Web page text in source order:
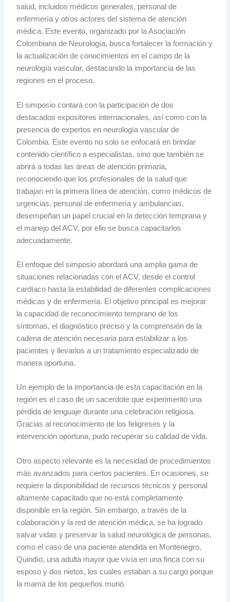
salud, incluidos médicos generales, personal de
enfermería y otros actores del sistema de atención
médica. Este evento, organizado por la Asociación
Colombiana de Neurología, busca fortalecer la formación y
la actualización de conocimientos en el campo de la
neurología vascular, destacando la importancia de las
regiones en el proceso.
El simposio contará con la participación de dos
destacados expositores internacionales, así como con la
presencia de expertos en neurología vascular de
Colombia. Este evento no solo se enfocará en brindar
contenido científico a especialistas, sino que también se
abrirá a todas las áreas de atención primaria,
reconociendo que los profesionales de la salud que
trabajan en la primera línea de atención, como médicos de
urgencias, personal de enfermería y ambulancias,
desempeñan un papel crucial en la detección temprana y
el manejo del ACV, por ello se busca capacitarlos
adecuadamente.
El enfoque del simposio abordará una amplia gama de
situaciones relacionadas con el ACV, desde el control
cardíaco hasta la estabilidad de diferentes complicaciones
médicas y de enfermería. El objetivo principal es mejorar
la capacidad de reconocimiento temprano de los
síntomas, el diagnóstico preciso y la comprensión de la
cadena de atención necesaria para estabilizar a los
pacientes y llevarlos a un tratamiento especializado de
manera oportuna.
Un ejemplo de la importancia de esta capacitación en la
región es el caso de un sacerdote que experimentó una
pérdida de lenguaje durante una celebración religiosa.
Gracias al reconocimiento de los feligreses y la
intervención oportuna, pudo recuperar su calidad de vida.
Otro aspecto relevante es la necesidad de procedimientos
más avanzados para ciertos pacientes. En ocasiones, se
requiere la disponibilidad de recursos técnicos y personal
altamente capacitado que no está completamente
disponible en la región. Sin embargo, a través de la
colaboración y la red de atención médica, se ha logrado
salvar vidas y preservar la salud neurológica de personas,
como el caso de una paciente atendida en Montenegro,
Quindío, una adulta mayor que vivía en una finca con su
esposo y dos nietos, los cuales estaban a su cargo porque
la mamá de los pequeños murió.